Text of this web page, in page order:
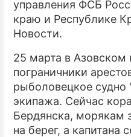
управления ФСБ
краю и Республике
Новости.
25 марта в Азовском
пограничники
рыболовецкое судно
экипажа. Сейчас
Бердянска, морякам
на берег, а капитана